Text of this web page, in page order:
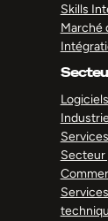
Skills
Marché
Logiciels
Secteur